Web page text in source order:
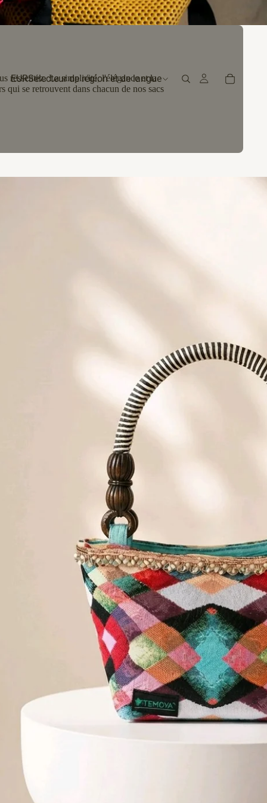
EURSélecteur de région et de langue
ressentez. La simplicité, l'élégance et la
qui se retrouvent dans chacun de nos sacs